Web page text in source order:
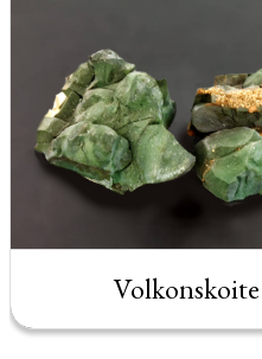
Volkonskoite